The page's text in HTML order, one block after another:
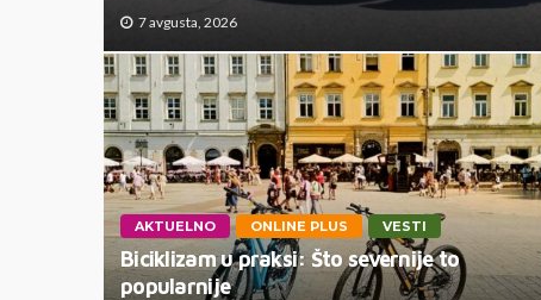
7 avgusta, 2026
AKTUELNO ONLINE PLUS VESTI
Biciklizam u praksi: Što severnije to
popularnije